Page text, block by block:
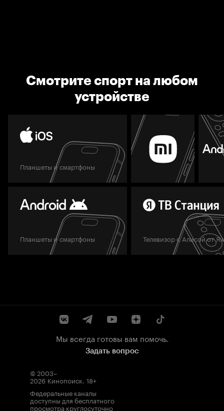
Смотрите спорт на любом
устройстве
Планшеты и смартфоны
Планшеты и смартфоны Телевизор с Алисой от
Мы всегда готовы вам помочь.
Задать вопрос
© 2003–
2026 Кинопоиск. 18+
Федеральные каналы
доступны для бесплатного
просмотра круглосуточно